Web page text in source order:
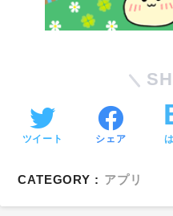
ツイート シェア
CATEGORY : アプリ